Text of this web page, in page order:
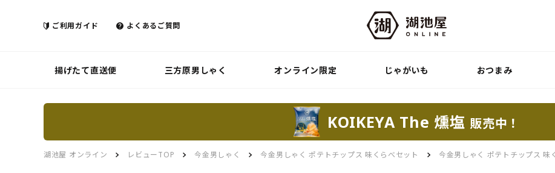
ご利用ガイド よくあるご質問
揚げたて直送便 三方原男しゃく オンライン限定 じゃがいも おつまみ
KOIKEYA The 燻塩 販売中！
湖池屋 オンライン レビューTOP 今金男しゃく 今金男しゃく ポテトチップス 味くらべセット 今金男しゃく ポテトチップス 味